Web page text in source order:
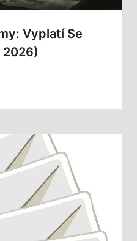
Vyplatí Se
2026)